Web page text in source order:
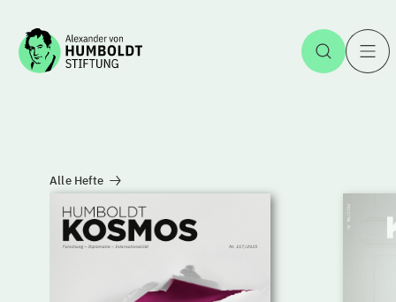
Zum Inhalt springen Suche
Alle Hefte